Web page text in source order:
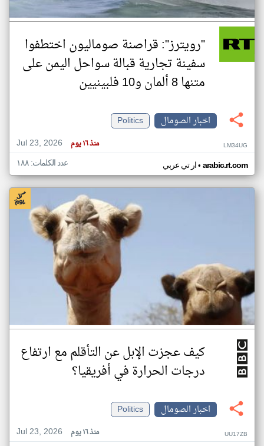
"رويترز": قراصنة صوماليون اختطفوا
سفينة تجارية قبالة سواحل اليمن على
متنها 8 ألمان و10 فلبينيين
اخبار الصومال
Politics
Jul 23, 2026
منذ ١٦ يوم LM34UG
ار تي عربي• arabic.rt.com عدد الكلمات: ١٨٨
كيف عجزت الإبل عن التأقلم مع ارتفاع
درجات الحرارة في أفريقيا؟
اخبار الصومال
Politics
Jul 23, 2026
منذ ١٦ يوم UU17ZB